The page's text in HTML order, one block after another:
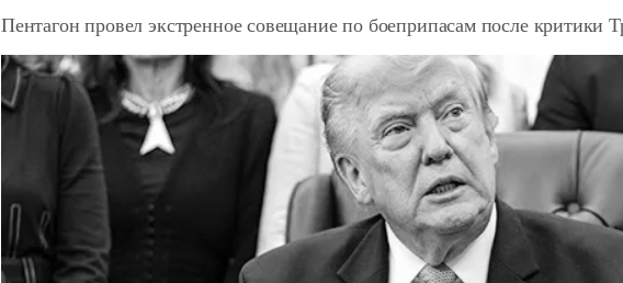
Пентагон провел экстренное совещание по боеприпасам после критики